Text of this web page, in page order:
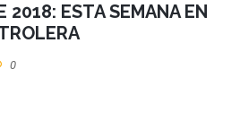
2018: ESTA SEMANA EN
0